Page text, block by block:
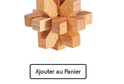
Ajouter au Panier